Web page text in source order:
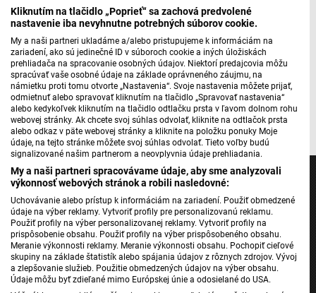
Kliknutím na tlačidlo „Poprieť“ sa zachová predvolené
nastavenie iba nevyhnutne potrebných súborov cookie.
My a naši partneri ukladáme a/alebo pristupujeme k informáciám na
zariadení, ako sú jedinečné ID v súboroch cookie a iných úložiskách
prehliadača na spracovanie osobných údajov. Niektorí predajcovia môžu
spracúvať vaše osobné údaje na základe oprávneného záujmu, na
námietku proti tomu otvorte „Nastavenia“. Svoje nastavenia môžete prijať,
odmietnuť alebo spravovať kliknutím na tlačidlo „Spravovať nastavenia“
alebo kedykoľvek kliknutím na tlačidlo odtlačku prsta v ľavom dolnom rohu
webovej stránky. Ak chcete svoj súhlas odvolať, kliknite na odtlačok prsta
alebo odkaz v päte webovej stránky a kliknite na položku ponuky Moje
údaje, na tejto stránke môžete svoj súhlas odvolať. Tieto voľby budú
signalizované našim partnerom a neovplyvnia údaje prehliadania.
My a naši partneri spracovávame údaje, aby sme analyzovali
výkonnosť webových stránok a robili nasledovné:
Uchovávanie alebo prístup k informáciám na zariadení. Použiť obmedzené
údaje na výber reklamy. Vytvoriť profily pre personalizovanú reklamu.
Použiť profily na výber personalizovanej reklamy. Vytvoriť profily na
prispôsobenie obsahu. Použiť profily na výber prispôsobeného obsahu.
Meranie výkonnosti reklamy. Meranie výkonnosti obsahu. Pochopiť cieľové
skupiny na základe štatistík alebo spájania údajov z rôznych zdrojov. Vývoj
a zlepšovanie služieb. Použitie obmedzených údajov na výber obsahu.
Údaje môžu byť zdieľané mimo Európskej únie a odosielané do USA.
Nová kniha Daniela Brunovského O maľbe
Máte problém s prehrávaním?Nahláste nám chybuv prehrávači.
Jednotka
Dvojka
24
Šport